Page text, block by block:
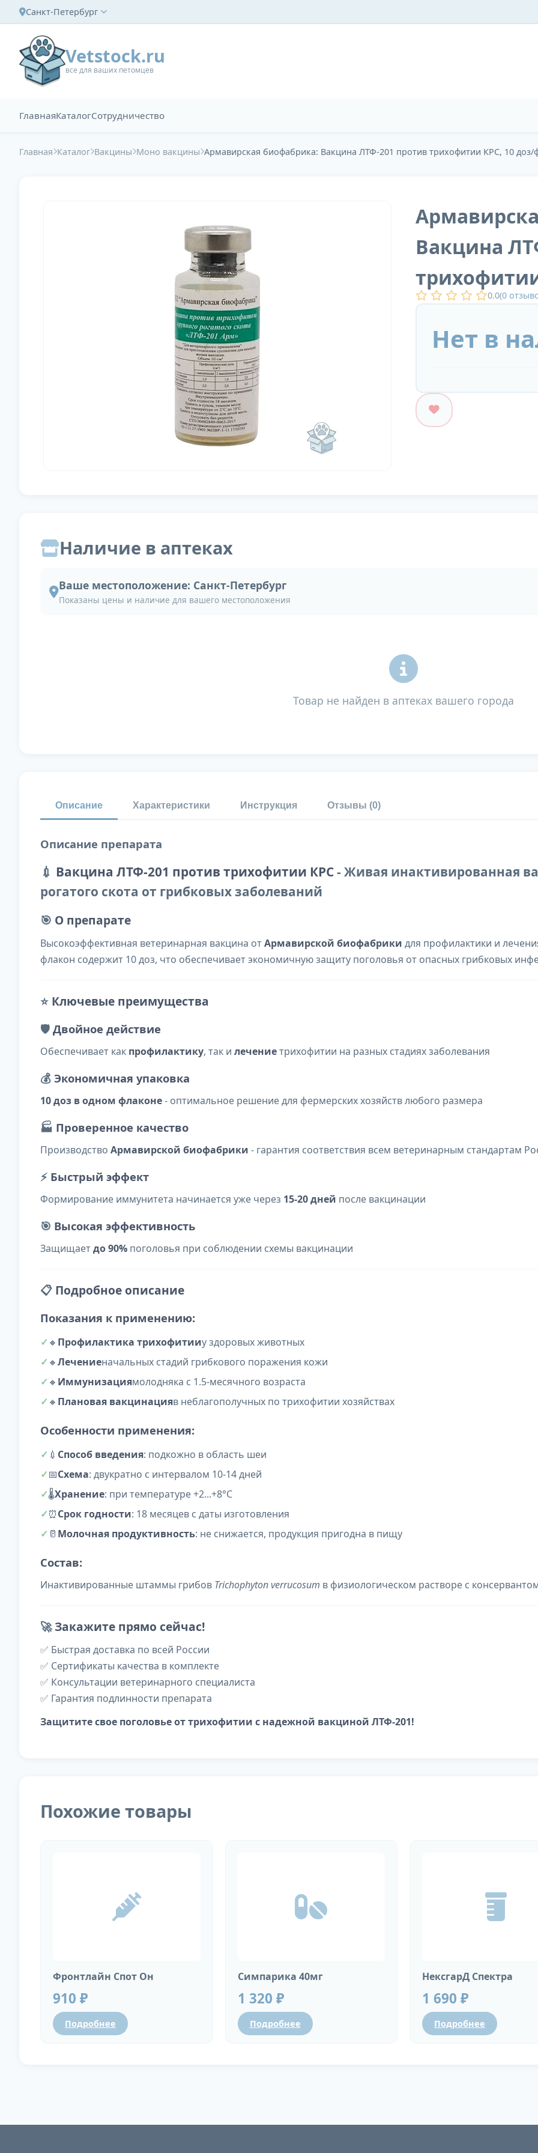
Санкт-Петербург
Vetstock.ru
все для ваших петомцев
ГлавнаяКаталогСотрудничество
Главная Каталог Вакцины Моно вакцины Армавирская биофабрика: Вакцина ЛТФ-201 против трихофитии КРС, 10 доз/
Вакцина
0.0(0
Нет в
Наличие в аптеках
Ваше местоположение: Санкт-Петербург
Показаны цены и наличие для вашего местоположения
Товар не найден в аптеках вашего города
Описание Характеристики Инструкция Отзывы (0)
Описание препарата
💉 Вакцина ЛТФ-201 против трихофитии КРС- Живая инактивированная
рогатого скота от грибковых заболеваний
🎯 О препарате
Высокоэффективная ветеринарная вакцина отАрмавирской биофабрики для профилактики и
флакон содержит 10 доз, что обеспечивает экономичную защиту поголовья от опасных грибковых
⭐ Ключевые преимущества
🛡️ Двойное действие
Обеспечивает как профилактику, так и лечениетрихофитии на разных стадиях заболевания
💰 Экономичная упаковка
10 доз в одном флаконе- оптимальное решение для фермерских хозяйств любого размера
🏭 Проверенное качество
Производство Армавирской биофабрики - гарантия соответствия всем ветеринарным стандартам
⚡ Быстрый эффект
Формирование иммунитета начинается уже через 15-20 дней после вакцинации
🎯 Высокая эффективность
Защищаетдо 90% поголовья при соблюдении схемы вакцинации
📋 Подробное описание
Показания к применению:
🔸 Профилактика трихофитииу здоровых животных
🔸Лечениеначальных стадий грибкового поражения кожи
🔸 Иммунизациямолодняка с 1.5-месячного возраста
🔸 Плановая вакцинацияв неблагополучных по трихофитии хозяйствах
Особенности применения:
💉 Способ введения: подкожно в область шеи
📅Схема: двукратно с интервалом 10-14 дней
🌡️Хранение: при температуре +2...+8°C
⏰Срок годности: 18 месяцев с даты изготовления
🥛 Молочная продуктивность: не снижается, продукция пригодна в пищу
Состав:
Инактивированные штаммы грибов Trichophyton verrucosum в физиологическом растворе с
🚀Закажите прямо сейчас!
✅ Быстрая доставка по всей России
✅ Сертификаты качества в комплекте
✅ Консультации ветеринарного специалиста
✅ Гарантия подлинности препарата
Защитите свое поголовье от трихофитии с надежной вакциной ЛТФ-201!
Похожие товары
Фронтлайн Спот Он
910 ₽
Подробнее
Симпарика 40мг
1 320 ₽
Подробнее
НексгарД Спектра
1 690 ₽
Подробнее